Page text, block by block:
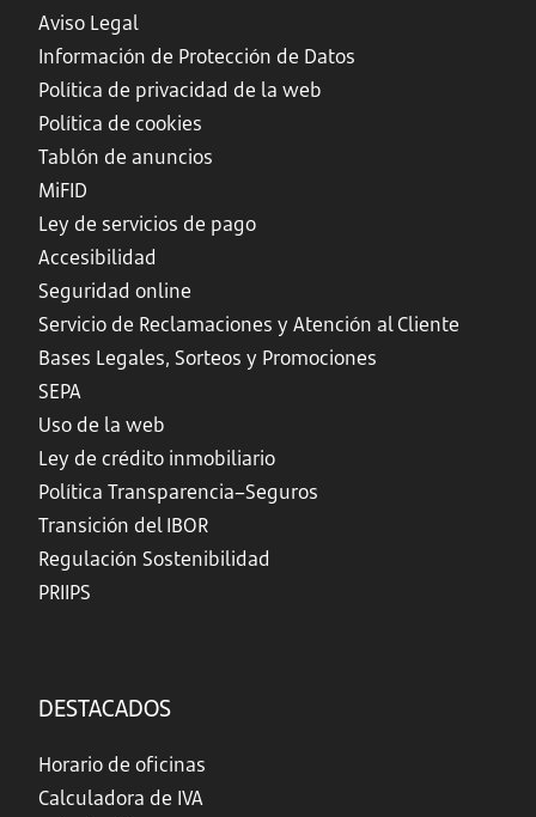
Aviso Legal
Información de Protección de Datos
Política de privacidad de la web
Política de cookies
Tablón de anuncios
MiFID
Ley de servicios de pago
Accesibilidad
Seguridad online
Servicio de Reclamaciones y Atención al Cliente
Bases Legales, Sorteos y Promociones
SEPA
Uso de la web
Ley de crédito inmobiliario
Política Transparencia–Seguros
Transición del IBOR
Regulación Sostenibilidad
PRIIPS
DESTACADOS
Horario de oficinas
Calculadora de IVA